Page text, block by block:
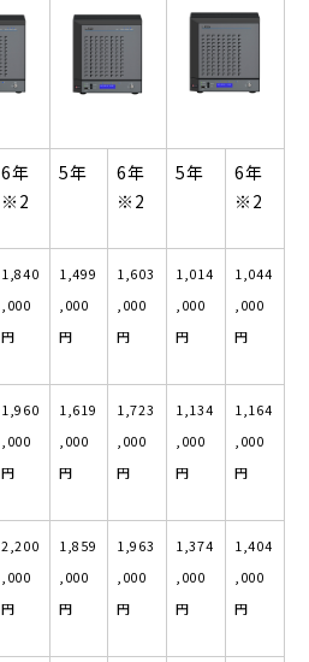
6年
※2
5年 6年
※2
5年 6年
※2
1,840
,000
円
1,499
,000
円
1,603
,000
円
1,014
,000
円
1,044
,000
円
1,960
,000
円
1,619
,000
円
1,723
,000
円
1,134
,000
円
1,164
,000
円
2,200
,000
円
1,859
,000
円
1,963
,000
円
1,374
,000
円
1,404
,000
円